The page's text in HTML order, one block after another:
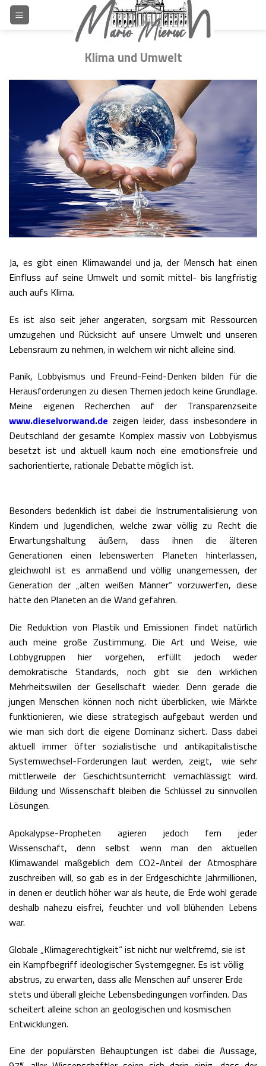
Skip
Klima und Umwelt
Ja, es gibt einen Klimawandel und ja, der Mensch hat einen
Einfluss auf seine Umwelt und somit mittel- bis langfristig
auch aufs Klima.
Es ist also seit jeher angeraten, sorgsam mit Ressourcen
umzugehen und Rücksicht auf unsere Umwelt und unseren
Lebensraum zu nehmen, in welchem wir nicht alleine sind.
Panik, Lobbyismus und Freund-Feind-Denken bilden für die
Herausforderungen zu diesen Themen jedoch keine Grundlage.
Meine eigenen Recherchen auf der Transparenzseite
www.dieselvorwand.de zeigen leider, dass insbesondere in
Deutschland der gesamte Komplex massiv von Lobbyismus
besetzt ist und aktuell kaum noch eine emotionsfreie und
sachorientierte, rationale Debatte möglich ist.
Besonders bedenklich ist dabei die Instrumentalisierung von
Kindern und Jugendlichen, welche zwar völlig zu Recht die
Erwartungshaltung äußern, dass ihnen die älteren
Generationen einen lebenswerten Planeten hinterlassen,
gleichwohl ist es anmaßend und völlig unangemessen, der
Generation der „alten weißen Männer“ vorzuwerfen, diese
hätte den Planeten an die Wand gefahren.
Die Reduktion von Plastik und Emissionen findet natürlich
auch meine große Zustimmung. Die Art und Weise, wie
Lobbygruppen hier vorgehen, erfüllt jedoch weder
demokratische Standards, noch gibt sie den wirklichen
Mehrheitswillen der Gesellschaft wieder. Denn gerade die
jungen Menschen können noch nicht überblicken, wie Märkte
funktionieren, wie diese strategisch aufgebaut werden und
wie man sich dort die eigene Dominanz sichert. Dass dabei
aktuell immer öfter sozialistische und antikapitalistische
Systemwechsel-Forderungen laut werden, zeigt, wie sehr
mittlerweile der Geschichtsunterricht vernachlässigt wird.
Bildung und Wissenschaft bleiben die Schlüssel zu sinnvollen
Lösungen.
Apokalypse-Propheten agieren jedoch fern jeder
Wissenschaft, denn selbst wenn man den aktuellen
Klimawandel maßgeblich dem CO2-Anteil der Atmosphäre
zuschreiben will, so gab es in der Erdgeschichte Jahrmillionen,
in denen er deutlich höher war als heute, die Erde wohl gerade
deshalb nahezu eisfrei, feuchter und voll blühenden Lebens
war.
Globale „Klimagerechtigkeit“ ist nicht nur weltfremd, sie ist
ein Kampfbegriff ideologischer Systemgegner. Es ist völlig
abstrus, zu erwarten, dass alle Menschen auf unserer Erde
stets und überall gleiche Lebensbedingungen vorfinden. Das
scheitert alleine schon an geologischen und kosmischen
Entwicklungen.
Eine der populärsten Behauptungen ist dabei die Aussage,